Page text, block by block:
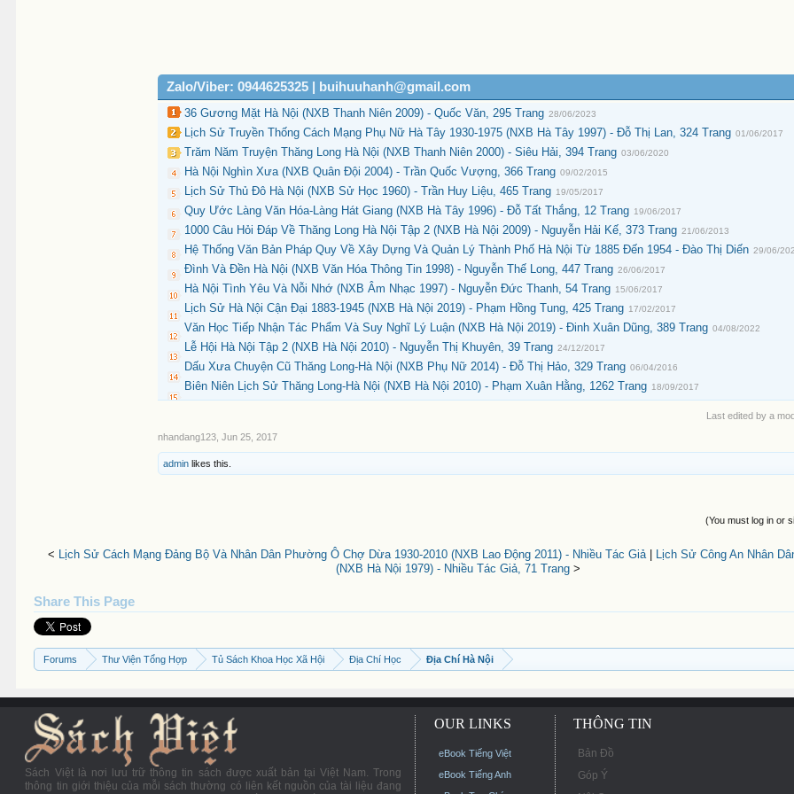
Zalo/Viber: 0944625325 | buihuuhanh@gmail.com
36 Gương Mặt Hà Nội (NXB Thanh Niên 2009) - Quốc Văn, 295 Trang 28/06/2023
Lịch Sử Truyền Thống Cách Mạng Phụ Nữ Hà Tây 1930-1975 (NXB Hà Tây 1997) - Đỗ Thị Lan, 324 Trang 01/06/2017
Trăm Năm Truyện Thăng Long Hà Nội (NXB Thanh Niên 2000) - Siêu Hải, 394 Trang 03/06/2020
Hà Nội Nghìn Xưa (NXB Quân Đội 2004) - Trần Quốc Vượng, 366 Trang 09/02/2015
Lịch Sử Thủ Đô Hà Nội (NXB Sử Học 1960) - Trần Huy Liệu, 465 Trang 19/05/2017
Quy Ước Làng Văn Hóa-Làng Hát Giang (NXB Hà Tây 1996) - Đỗ Tất Thắng, 12 Trang 19/06/2017
1000 Câu Hỏi Đáp Về Thăng Long Hà Nội Tập 2 (NXB Hà Nội 2009) - Nguyễn Hải Kế, 373 Trang 21/06/2013
Hệ Thống Văn Bản Pháp Quy Về Xây Dựng Và Quản Lý Thành Phố Hà Nội Từ 1885 Đến 1954 - Đào Thị Diến 29/06/
Đình Và Đền Hà Nội (NXB Văn Hóa Thông Tin 1998) - Nguyễn Thế Long, 447 Trang 26/06/2017
Hà Nội Tình Yêu Và Nỗi Nhớ (NXB Âm Nhạc 1997) - Nguyễn Đức Thanh, 54 Trang 15/06/2017
Lịch Sử Hà Nội Cận Đại 1883-1945 (NXB Hà Nội 2019) - Phạm Hồng Tung, 425 Trang 17/02/2017
Văn Học Tiếp Nhận Tác Phẩm Và Suy Nghĩ Lý Luận (NXB Hà Nội 2019) - Đinh Xuân Dũng, 389 Trang 04/08/2022
Lễ Hội Hà Nội Tập 2 (NXB Hà Nội 2010) - Nguyễn Thị Khuyên, 39 Trang 24/12/2017
Dấu Xưa Chuyện Cũ Thăng Long-Hà Nội (NXB Phụ Nữ 2014) - Đỗ Thị Hảo, 329 Trang 06/04/2016
Biên Niên Lịch Sử Thăng Long-Hà Nội (NXB Hà Nội 2010) - Phạm Xuân Hằng, 1262 Trang 18/09/2017
Last edited by a
nhandang123 Jun 25, 2017
admin likes this.
(You must log in or
< Lịch Sử Cách Mạng Đảng Bộ Và Nhân Dân Phường Ô Chợ Dừa 1930-2010 (NXB Lao Động 2011) - Nhiều Tác Giả|
Lịch Sử Công An Nhân
(NXB Hà Nội 1979) - Nhiều Tác Giả, 71 Trang >
Share This Page
Forums Thư Viện Tổng Hợp Tủ Sách Khoa Học Xã Hội Địa Chí Học Địa Chí Hà Nội
Sách Việt là nơi lưu trữ thông tin sách được xuất bản tại Việt Nam. Trong
thông tin giới thiệu của mỗi sách thường có liên kết nguồn của tài liệu đang
OUR LINKS
eBook Tiếng Việt
eBook Tiếng Anh
THÔNG TIN
Bản Đồ
Góp Ý